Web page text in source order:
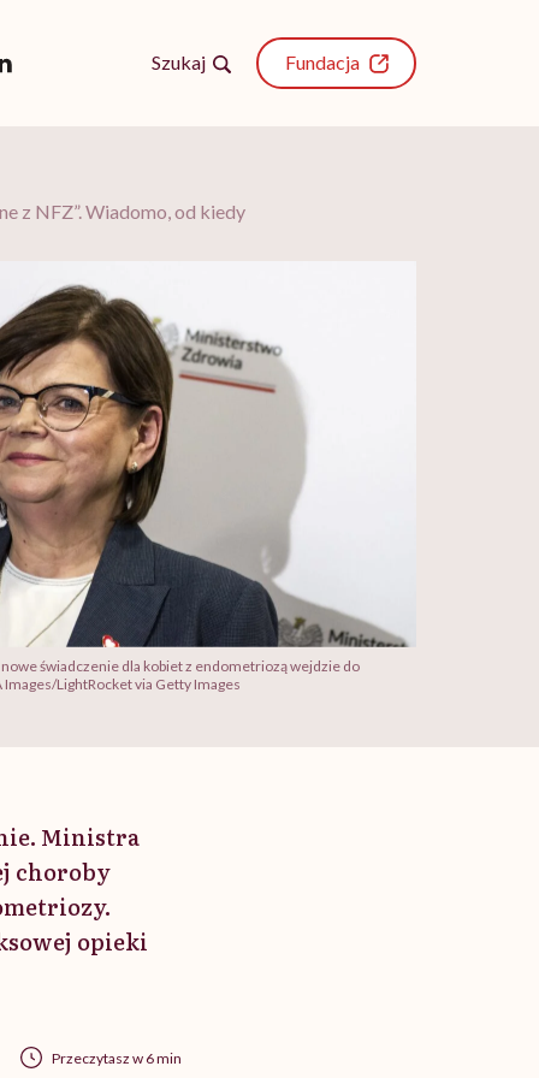
Szukaj Fundacja
z NFZ”. Wiadomo, od kiedy
świadczenie dla kobiet z endometriozą wejdzie do
LightRocket via Getty Images
Ministra
choroby
opieki
Przeczytasz w 6 min